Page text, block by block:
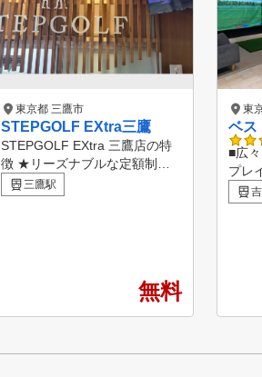
東京都 三鷹市
STEPGOLF EXtra三鷹
STEPGOLF EXtra 三鷹店の特
徴 ★リーズナブルな定額制の
料金プランで通い放題・打ち放
題！ ★JR中央線・総武線「三
覚で楽しめます！
三鷹駅
無料
東
ベス
■広
プレ
にな
る超
が
ず、
も会